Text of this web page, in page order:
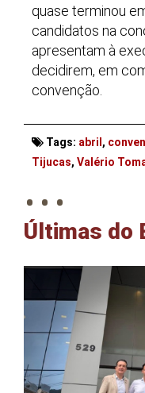
quase terminou
candidatos na
apresentam à
decidirem, em
convenção.
Tags: abril ,
Tijucas, Valério
. . .
Últimas do